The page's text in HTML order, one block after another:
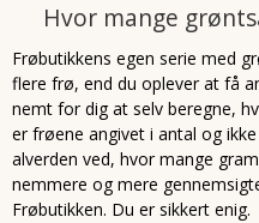
Hvor mange
Frøbutikkens egen serie med
flere frø, end du oplever at få
nemt for dig at selv beregne,
er frøene angivet i antal og
alverden ved, hvor mange
nemmere og mere
Frøbutikken. Du er sikkert enig.